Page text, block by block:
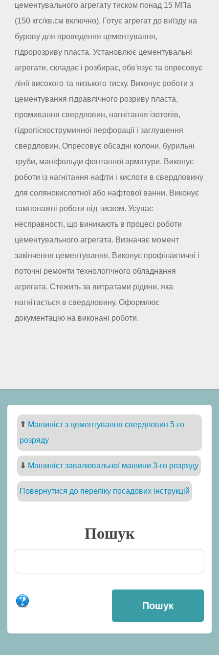
цементувального агрегату тиском понад 15 МПа
(150 кгс/кв.см включно). Готує агрегат до виїзду на
бурову для проведення цементування,
гідророзриву пласта. Установлює цементувальні
агрегати, складає і розбирає, обв'язує та опресовує
лінії високого та низького тиску. Виконує роботи з
цементування гідравлічного розриву пласта,
промивання свердловин, нагнітання ізотопів,
гідропіскоструминної перфорації і заглушення
свердловин. Опресовує обсадні колони, бурильні
труби, маніфольди фонтанної арматури. Виконує
роботи із нагнітання нафти і кислоти в свердловину
для солянокислотної або нафтової ванни. Виконує
тампонажні роботи під тиском. Усуває
несправності, що виникають в процесі роботи
цементувального агрегата. Визначає момент
закінчення цементування. Виконує профілактичні і
поточні ремонти технологічного обладнання
агрегата. Стежить за витратами рідини, яка
нагнітається в свердловину. Оформлює
документацію на виконані роботи.
⇑ Машиніст з цементування свердловин 5-го
розряду
⇓ Машиніст завалювальної машини 3-го розряду
Повернутися до переліку посадових інструкцій
Пошук